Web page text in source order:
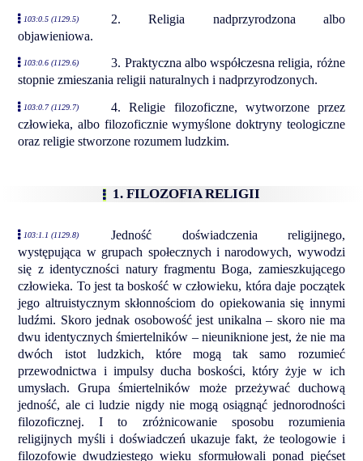
103:0.5 (1129.5)
2. Religia nadprzyrodzona albo
objawieniowa.
103:0.6 (1129.6)
3. Praktyczna albo współczesna religia, różne
stopnie zmieszania religii naturalnych i nadprzyrodzonych.
103:0.7 (1129.7)
4. Religie filozoficzne, wytworzone przez
człowieka, albo filozoficznie wymyślone doktryny teologiczne
oraz religie stworzone rozumem ludzkim.
1. FILOZOFIA RELIGII
103:1.1 (1129.8)
Jedność doświadczenia religijnego,
występująca w grupach społecznych i narodowych, wywodzi
się z identyczności natury fragmentu Boga, zamieszkującego
człowieka. To jest ta boskość w człowieku, która daje początek
jego altruistycznym skłonnościom do opiekowania się innymi
ludźmi. Skoro jednak osobowość jest unikalna – skoro nie ma
dwu identycznych śmiertelników – nieuniknione jest, że nie ma
dwóch istot ludzkich, które mogą tak samo rozumieć
przewodnictwa i impulsy ducha boskości, który żyje w ich
umysłach. Grupa śmiertelników może przeżywać duchową
jedność, ale ci ludzie nigdy nie mogą osiągnąć jednorodności
filozoficznej. I to zróżnicowanie sposobu rozumienia
religijnych myśli i doświadczeń ukazuje fakt, że teologowie i
filozofowie dwudziestego wieku sformułowali ponad pięćset